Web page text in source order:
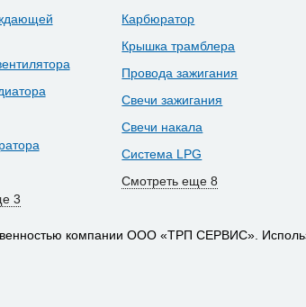
3
Карбюратор
Крышка трамблера
Провода зажигания
Свечи зажигания
Свечи накала
Система LPG
Смотреть еще 8
компании ООО «ТРП СЕРВИС».